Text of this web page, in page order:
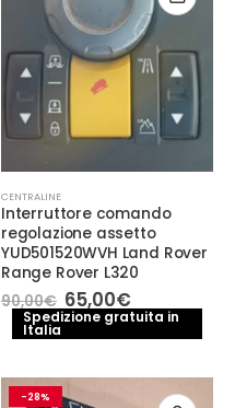
CENTRALINE
Interruttore comando
regolazione assetto
YUD501520WVH Land Rover
Range Rover L320
90,00€ Il
prezzo
originale
65,00€Il
prezzo
attuale
Spedizione gratuita in
Italia
-28%